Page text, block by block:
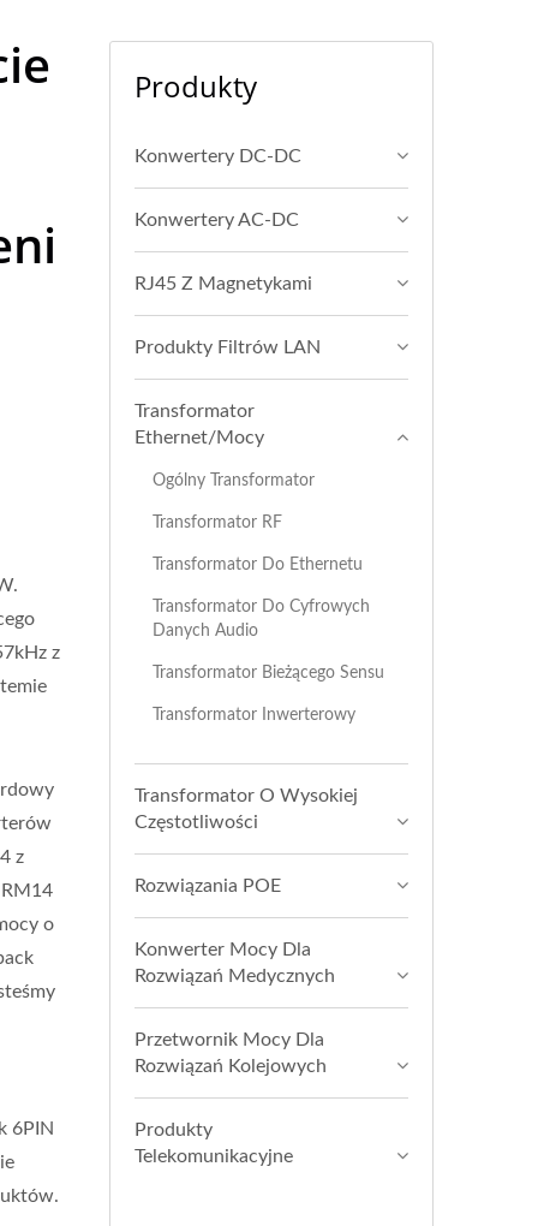
z
z
o
6PIN
Produkty
Konwertery DC-DC
Konwertery AC-DC
RJ45 Z Magnetykami
Produkty Filtrów LAN
Transformator
Ethernet/Mocy
Ogólny Transformator
Transformator RF
Transformator Do Ethernetu
Transformator Do Cyfrowych
Danych Audio
Transformator Bieżącego Sensu
Transformator Inwerterowy
Transformator O Wysokiej
Częstotliwości
Rozwiązania POE
Konwerter Mocy Dla
Rozwiązań Medycznych
Przetwornik Mocy Dla
Rozwiązań Kolejowych
Produkty
Telekomunikacyjne